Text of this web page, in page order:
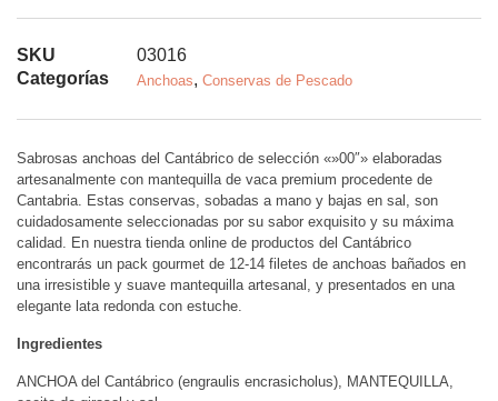
SKU
03016
Categorías
Anchoas, Conservas de Pescado
Sabrosas anchoas del Cantábrico de selección «»00″» elaboradas
artesanalmente con mantequilla de vaca premium procedente de
Cantabria. Estas conservas, sobadas a mano y bajas en sal, son
cuidadosamente seleccionadas por su sabor exquisito y su máxima
calidad. En nuestra tienda online de productos del Cantábrico
encontrarás un pack gourmet de 12-14 filetes de anchoas bañados en
una irresistible y suave mantequilla artesanal, y presentados en una
elegante lata redonda con estuche.
Ingredientes
ANCHOA del Cantábrico (engraulis encrasicholus), MANTEQUILLA,